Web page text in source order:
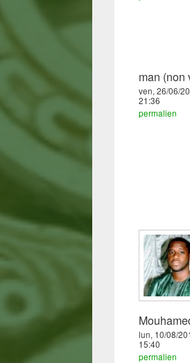
man (non
ven, 26/06/
21:36
permalien
lun, 10/08/
15:40
permalien